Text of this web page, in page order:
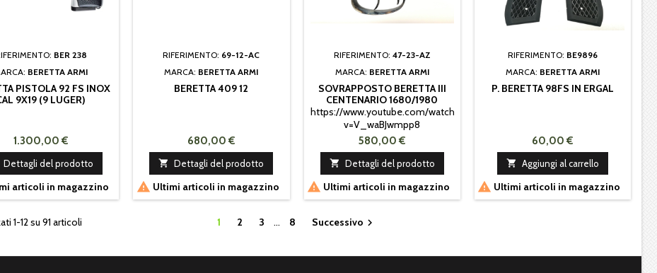
BER 238
BERETTA ARMI
PISTOLA 92 FS INOX
9X19 (9 LUGER)
1.300,00 €
Dettagli del prodotto
articoli in magazzino
RIFERIMENTO: 69-12-AC
MARCA: BERETTA ARMI
BERETTA 409 12
680,00 €
 Dettagli del prodotto
 Ultimi articoli in magazzino
RIFERIMENTO: 47-23-AZ
MARCA: BERETTA ARMI
SOVRAPPOSTO BERETTA III
CENTENARIO 1680/1980
https://www.youtube.com/watch?
v=V_waBJwmpp8
580,00 €
 Dettagli del prodotto
 Ultimi articoli in magazzino
RIFERIMENTO: BE9896
MARCA: BERETTA ARMI
P. BERETTA 98FS IN ERGAL
60,00 €
 Aggiungi al carrello
 Ultimi articoli in magazzino
1-12 su 91 articoli 1 2 3 … 8 Successivo 